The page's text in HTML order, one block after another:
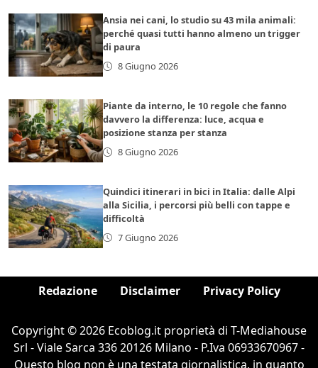
Ansia nei cani, lo studio su 43 mila animali:
perché quasi tutti hanno almeno un trigger
di paura
8 Giugno 2026
Piante da interno, le 10 regole che fanno
davvero la differenza: luce, acqua e
posizione stanza per stanza
8 Giugno 2026
Quindici itinerari in bici in Italia: dalle Alpi
alla Sicilia, i percorsi più belli con tappe e
difficoltà
7 Giugno 2026
Redazione Disclaimer Privacy Policy
Copyright © 2026 Ecoblog.it proprietà di T-Mediahouse
Srl - Viale Sarca 336 20126 Milano - P.Iva 06933670967 -
Questo blog non è una testata giornalistica, in quanto